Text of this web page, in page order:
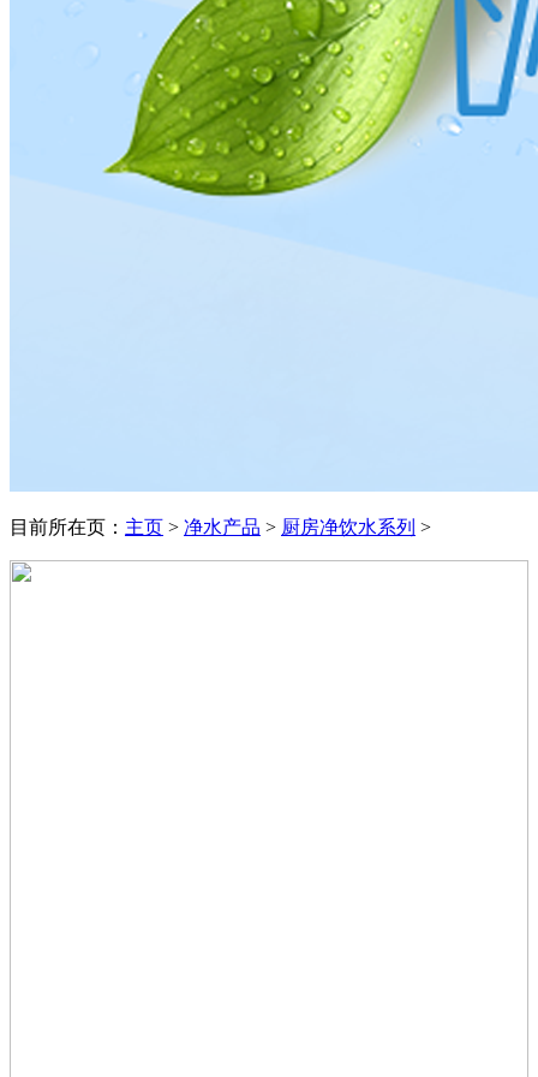
目前所在页： 主页 > 净水产品 > 厨房净饮水系列 >